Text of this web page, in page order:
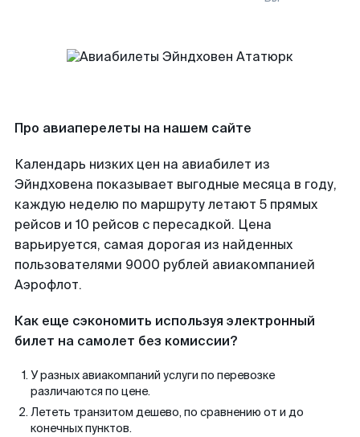
Про авиаперелеты на нашем сайте
Календарь низких цен на авиабилет из
Эйндховена показывает выгодные месяца в году,
каждую неделю по маршруту летают 5 прямых
рейсов и 10 рейсов с пересадкой. Цена
варьируется, самая дорогая из найденных
пользователями 9000 рублей авиакомпанией
Аэрофлот.
Как еще сэкономить используя электронный
билет на самолет без комиссии?
У разных авиакомпаний услуги по перевозке
различаются по цене.
Лететь транзитом дешево, по сравнению от и до
конечных пунктов.